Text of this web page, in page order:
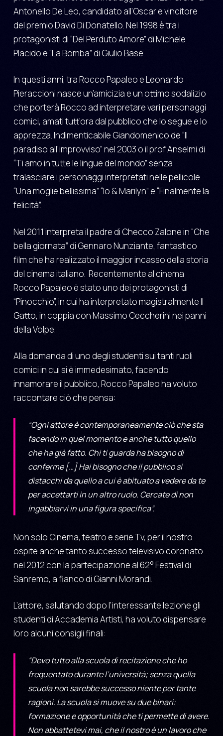
Antonello De Leo, candidato all’Oscar e vincitore
del premio David Di Donatello. Nel 1998 è tra i
protagonisti di “Del Perduto Amore” di Michele
Placido e “La Bomba” di Giulio Base.
In questi anni, tra Rocco Papaleo e Leonardo
Pieraccioni nasce un’amicizia e un ottimo sodalizio
che porterà Rocco ad interpretare vari personaggi
comici, amati tutt’ora dal pubblico che lo segue e lo
apprezza. Indimenticabile Giandomenico de “Il
paradiso all’improvviso” nel 2003 o il prof Anselmi di
“Ti amo in tutte le lingue del mondo” senza
tralasciare i personaggi interpretati nelle pellicole
“Una moglie bellissima” “Io & Marilyn” e “Finalmente la
felicità”.
Nel 2011 interpreta il padre di Checco Zalone in “Che
bella giornata” di Gennaro Nunziante, fantastico
film che ha realizzato il maggior incasso della storia
del cinema italiano. Recentemente al cinema
Rocco Papaleo è stato uno dei protagonisti di
“Pinocchio”, in cui ha interpretato magistralmente Il
Gatto, in coppia con Massimo Ceccherini nei panni
della Volpe.
Alla domanda di uno degli studenti sui tanti ruoli
comici in cui si è immedesimato, facendo
innamorare il pubblico, Rocco Papaleo ha voluto
raccontare ciò che pensa:
“Ogni attore è contemporaneamente ciò che sta
facendo in quel momento e anche tutto quello
che ha già fatto. Chi ti guarda ha bisogno di
conferme […] Hai bisogno che il pubblico si
distacchi da quello a cui è abituato a vedere da te
per accettarti in un altro ruolo. Cercate di non
ingabbiarvi in una figura specifica”.
Non solo Cinema, teatro e serie Tv, per il nostro
ospite anche tanto successo televisivo coronato
nel 2012 con la partecipazione al 62° Festival di
Sanremo, a fianco di Gianni Morandi.
L’attore, salutando dopo l’interessante lezione gli
studenti di Accademia Artisti, ha voluto dispensare
loro alcuni consigli finali:
“Devo tutto alla scuola di recitazione che ho
frequentato durante l’università; senza quella
scuola non sarebbe successo niente per tante
ragioni. La scuola si muove su due binari:
formazione e opportunità che ti permette di avere.
Non abbattetevi mai, che il nostro è un lavoro che